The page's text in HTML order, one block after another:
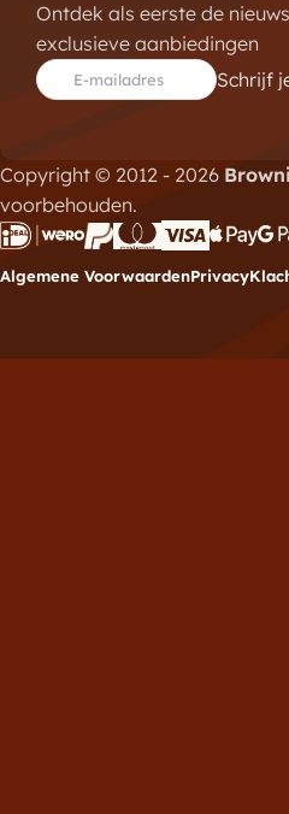
Ontdek als eerste de
exclusieve aanbiedingen
E-mailadres Schrijf
Copyright © 2012 - 2026
voorbehouden.
Algemene VoorwaardenPrivacy